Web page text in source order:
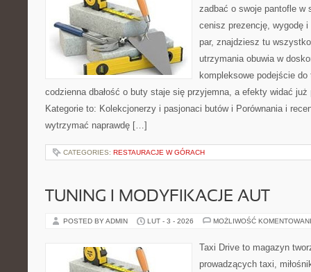
zadbać o swoje pantofle w
cenisz prezencję, wygodę
par, znajdziesz tu
utrzymania obuwia w
kompleksowe podejście
codzienna dbałość o buty staje się przyjemna, a efekty widać
Kategorie to: Kolekcjonerzy i pasjonaci butów i Porównania i
wytrzymać naprawdę […]
CATEGORIES: RESTAURACJE W GÓRACH
TUNING I MODYFIKACJE AUT
POSTED BY ADMIN LUT - 3 - 2026 MOŻLIWOŚĆ
Taxi Drive to magazyn
prowadzących taxi,